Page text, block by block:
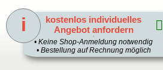
kostenlos individuelles
Angebot anfordern
1
• Keine Shop-Anmeldung notwendig
• Bestellung auf Rechnung möglich
i